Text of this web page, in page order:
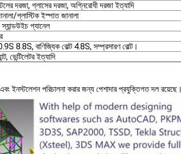
দরজা, গ্লাসের দরজা, অগ্নিরোধী দরজা ইত্যাদি
প্লাস্টিক ইস্পাত জানালা
প্যানেল
8.8S, বাণিজ্যিক বোল্ট 4.8S, সম্প্রসারণ বোল্ট।
ভেন্টিলেটর ইত্যাদি
ইনস্টলেশন পরিচালনা করার জন্য পেশাদার প্রযুক্তিগত দল রয়েছে।